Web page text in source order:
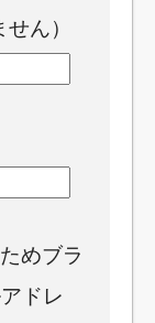
ん）
めブラ
ドレ